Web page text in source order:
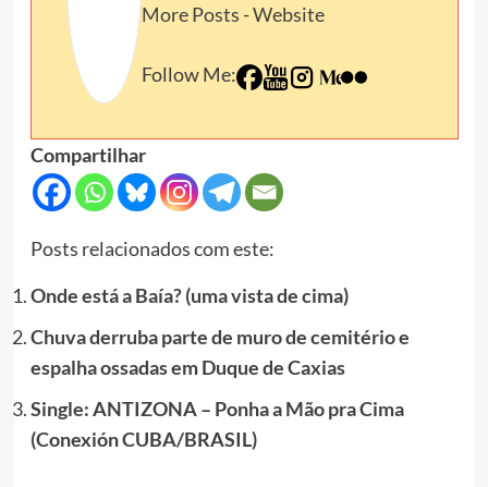
More Posts -Website
Follow Me:
Compartilhar
Posts relacionados com este:
Onde está a Baía? (uma vista de cima)
Chuva derruba parte de muro de cemitério e
espalha ossadas em Duque de Caxias
Single: ANTIZONA – Ponha a Mão pra Cima
(Conexión CUBA/BRASIL)